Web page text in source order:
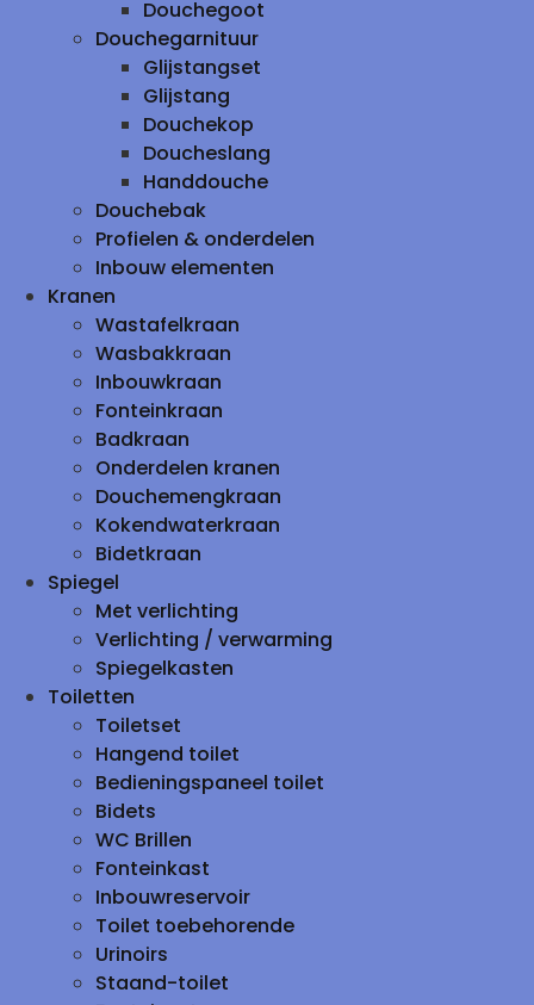
Douchegoot
Douchegarnituur
Glijstangset
Glijstang
Douchekop
Doucheslang
Handdouche
Douchebak
Profielen & onderdelen
Inbouw elementen
Kranen
Wastafelkraan
Wasbakkraan
Inbouwkraan
Fonteinkraan
Badkraan
Onderdelen kranen
Douchemengkraan
Kokendwaterkraan
Bidetkraan
Spiegel
Met verlichting
Verlichting / verwarming
Spiegelkasten
Toiletten
Toiletset
Hangend toilet
Bedieningspaneel toilet
Bidets
WC Brillen
Fonteinkast
Inbouwreservoir
Toilet toebehorende
Urinoirs
Staand-toilet